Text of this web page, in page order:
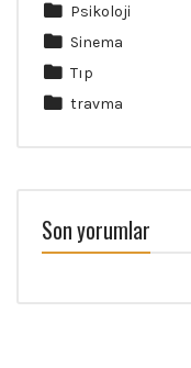
Psikoloji
Sinema
Tıp
travma
Son yorumlar